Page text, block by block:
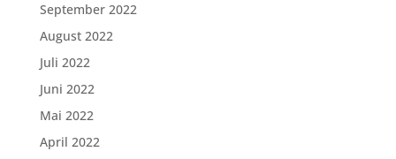
September 2022
August 2022
Juli 2022
Juni 2022
Mai 2022
April 2022